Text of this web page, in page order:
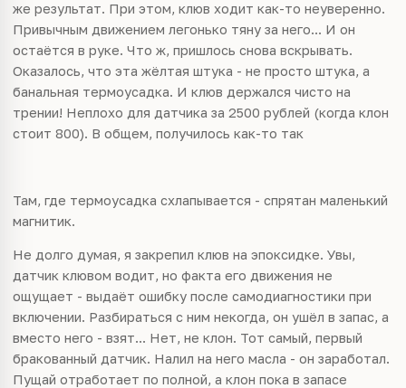
же результат. При этом, клюв ходит как-то неуверенно.
Привычным движением легонько тяну за него... И он
остаётся в руке. Что ж, пришлось снова вскрывать.
Оказалось, что эта жёлтая штука - не просто штука, а
банальная термоусадка. И клюв держался чисто на
трении! Неплохо для датчика за 2500 рублей (когда клон
стоит 800). В общем, получилось как-то так
Там, где термоусадка схлапывается - спрятан маленький
магнитик.
Не долго думая, я закрепил клюв на эпоксидке. Увы,
датчик клювом водит, но факта его движения не
ощущает - выдаёт ошибку после самодиагностики при
включении. Разбираться с ним некогда, он ушёл в запас, а
вместо него - взят... Нет, не клон. Тот самый, первый
бракованный датчик. Налил на него масла - он заработал.
Пущай отработает по полной, а клон пока в запасе